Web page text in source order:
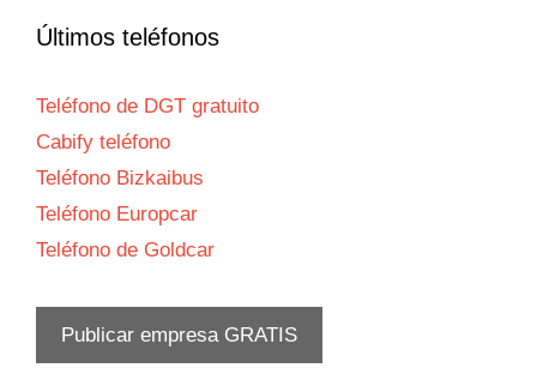
Últimos teléfonos
Teléfono de DGT gratuito
Cabify teléfono
Teléfono Bizkaibus
Teléfono Europcar
Teléfono de Goldcar
Publicar empresa GRATIS